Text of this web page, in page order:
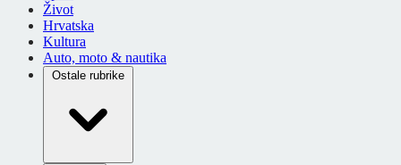
Život
Hrvatska
Kultura
Auto, moto & nautika
Ostale rubrike